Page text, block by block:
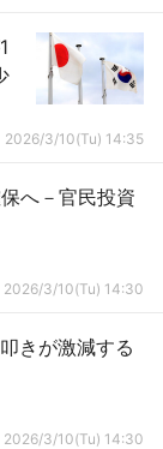
2026/3/10(Tu) 14:35
へ－官民投資
2026/3/10(Tu) 14:30
きが激減する
2026/3/10(Tu) 14:30